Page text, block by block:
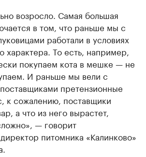
возросло. Самая большая
в том, что раньше мы с
работали в условиях
характера. То есть, например,
покупаем кота в мешке — не
И раньше мы вели с
претензионные
к сожалению, поставщики
а что из него вырастет,
— говорит
питомника «Калинково»